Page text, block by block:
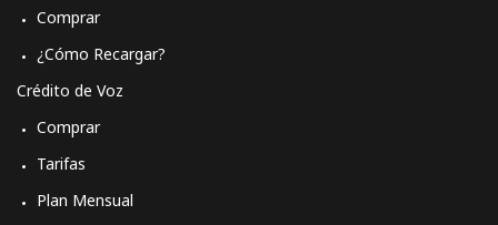
Comprar
¿Cómo Recargar?
Crédito de Voz
Comprar
Tarifas
Plan Mensual